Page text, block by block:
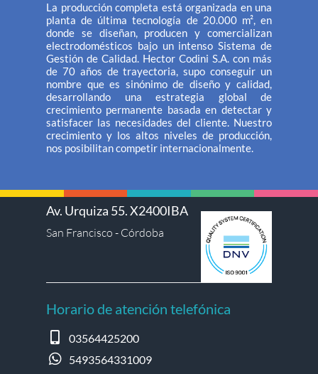
La producción completa está organizada en una
planta de última tecnología de 20.000 m², en
donde se diseñan, producen y comercializan
electrodomésticos bajo un intenso Sistema de
Gestión de Calidad. Hector Codini S.A. con más
de 70 años de trayectoria, supo conseguir un
nombre que es sinónimo de diseño y calidad,
desarrollando una estrategia global de
crecimiento permanente basada en detectar y
satisfacer las necesidades del cliente. Nuestro
crecimiento y los altos niveles de producción,
nos posibilitan competir internacionalmente.
Av. Urquiza 55. X2400IBA
San Francisco - Córdoba
Horario de atención telefónica
03564425200
5493564331009